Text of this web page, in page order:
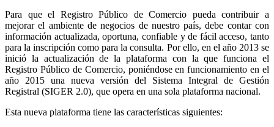
Para que el Registro Público de Comercio pueda contribuir a
mejorar el ambiente de negocios de nuestro país, debe contar con
información actualizada, oportuna, confiable y de fácil acceso, tanto
para la inscripción como para la consulta. Por ello, en el año 2013 se
inició la actualización de la plataforma con la que funciona el
Registro Público de Comercio, poniéndose en funcionamiento en el
año 2015 una nueva versión del Sistema Integral de Gestión
Registral (SIGER 2.0), que opera en una sola plataforma nacional.
Esta nueva plataforma tiene las características siguientes: